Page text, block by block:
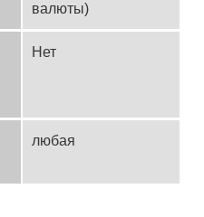
валюты)
Нет
любая